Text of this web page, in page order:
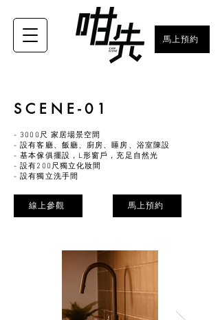
馬上預約
S C E N E - 0 1
- 3000尺 家居場景空間
- 設有客廳、飯廳、廚房、睡房、浴室陳設
- 基本傢俱擺設，L形窗戶，充足自然光
- 設有200尺獨立化妝間
- 設有獨立洗手間
線上參觀 馬上預約